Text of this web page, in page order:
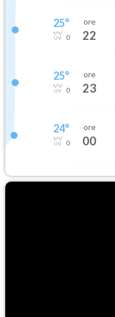
25°
0
ore
22
25°
0
ore
23
24°
0
ore
00